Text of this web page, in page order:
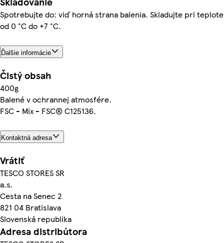
Spotrebujte do: viď horná strana balenia. Skladujte pri teplote
od 0 °C do +7 °C.
Ďalšie informácie
Čistý obsah
400g
Balené v ochrannej atmosfére.
FSC - Mix - FSC® C125136.
Kontaktná adresa
Vrátiť
TESCO STORES SR
a.s.
Cesta na Senec 2
821 04 Bratislava
Slovenská republika
Adresa distribútora